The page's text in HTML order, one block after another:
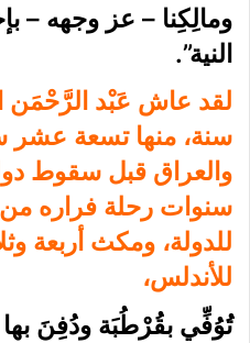
ومالِكِنا – عز وجهه –
النية”.
لقد عاش عَبْد
سنة، منها تسعة
والعراق قبل سقوط
سنوات رحلة فراره من
للدولة، ومكث أربعة
للأندلس،
تُوُفِّي بقُرْطُبَة ودُفِنَ